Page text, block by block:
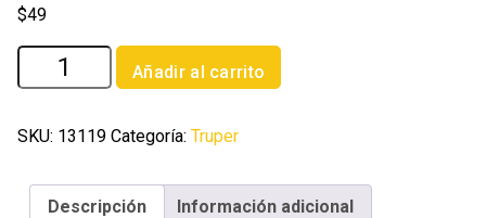
$49
Banderola
vial
reflejante
cantidad
Añadir al carrito
SKU: 13119 Categoría: Truper
Descripción Información adicional